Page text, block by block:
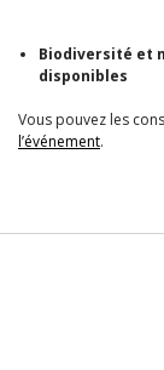
Biodiversité et
disponibles
Vous pouvez les
l’événement.
Fondation pour la